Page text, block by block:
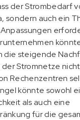
der Strombedarf
sondern auch ein
die steigende
Stromnetze
Rechenzentren
könnte sowohl
als auch eine
für die